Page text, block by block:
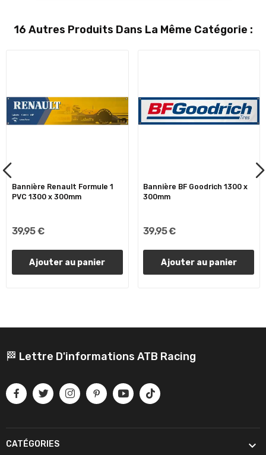
16 Autres Produits Dans La Même Catégorie :
Bannière Renault Formule 1
PVC 1300 x 300mm
39,95 €
Ajouter au panier
Bannière BF Goodrich 1300 x
300mm
39,95 €
Ajouter au panier
🏁 Lettre D'informations ATB Racing
CATÉGORIES 